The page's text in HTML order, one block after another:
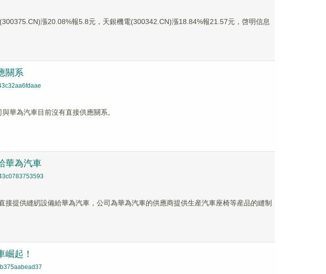
漲20.08%報5.8元，天銀機電(300342.CN)漲18.84%報21.57元，啓明信息
關系
華為汽車目前沒有直接供應關系。
華為汽車
接提供縫紉設備給華為汽車，公司為華為汽車的供應商提供生産汽車座椅等産品的縫制
起！